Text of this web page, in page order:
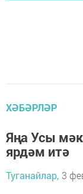
ХӘБӘРЛӘР
Яңа Усы
ярдәм итә
Туганайлар, 3